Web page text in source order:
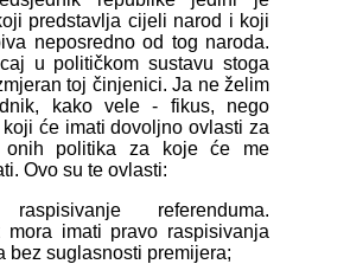
predstavlja cijeli narod i koji
neposredno od tog naroda.
u političkom sustavu stoga
toj činjenici. Ja ne želim
kako vele - fikus, nego
će imati dovoljno ovlasti za
onih politika za koje će me
Ovo su te ovlasti:
referenduma.
mora imati pravo raspisivanja
bez suglasnosti premijera;